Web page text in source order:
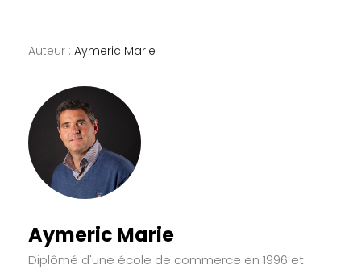
Auteur : Aymeric Marie
Aymeric Marie
Diplômé d'une école de commerce en 1996 et